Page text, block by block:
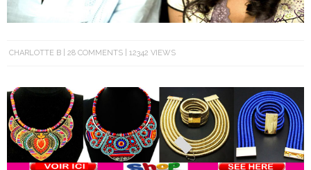
CHARLOTTE B 28 COMMENTS 12342 VIEWS